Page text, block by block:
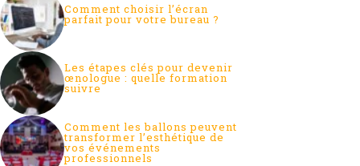
Comment choisir l’écran
parfait pour votre bureau ?
Les étapes clés pour devenir
œnologue : quelle formation
suivre
Comment les ballons peuvent
transformer l’esthétique de
vos événements
professionnels